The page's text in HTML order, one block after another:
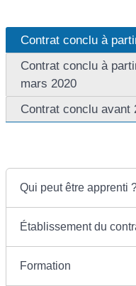
Contrat conclu à
Contrat conclu à
mars 2020
Contrat conclu avant
Qui peut être apprenti
Établissement du
Formation